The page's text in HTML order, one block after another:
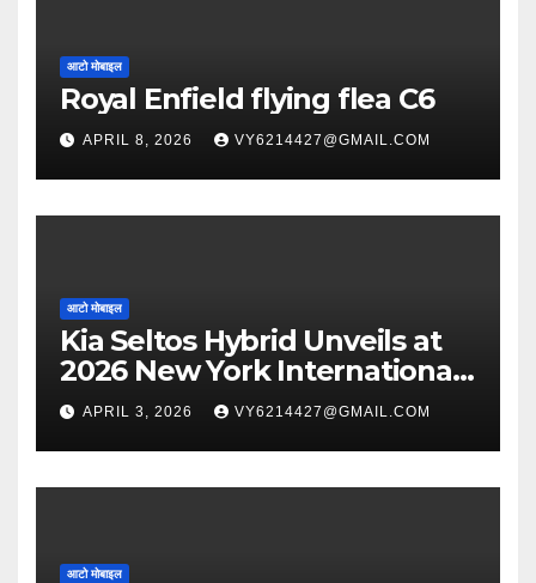
आटो मोबाइल
Royal Enfield flying flea C6
APRIL 8, 2026 VY6214427@GMAIL.COM
आटो मोबाइल
Kia Seltos Hybrid Unveils at
2026 New York International
Auto Show
APRIL 3, 2026 VY6214427@GMAIL.COM
आटो मोबाइल